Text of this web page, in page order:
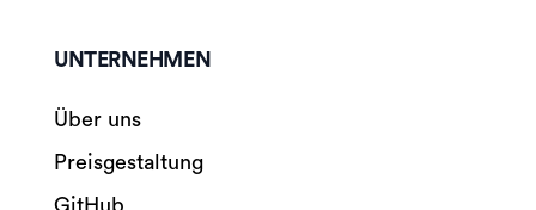
UNTERNEHMEN
Über uns
Preisgestaltung
GitHub